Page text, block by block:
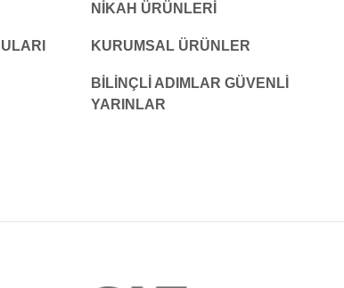
NİKAH ÜRÜNLERİ
KURUMSAL ÜRÜNLER
BILINÇLI ADIMLAR GÜVENLI
YARINLAR